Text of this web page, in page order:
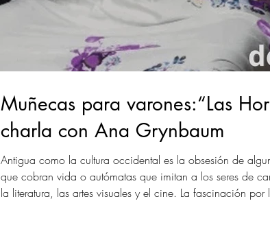
Muñecas para varones:“Las
charla con Ana Grynbaum
Antigua como la cultura occidental es la obsesión de
que cobran vida o autómatas que imitan a los seres de
la literatura, las artes visuales y el cine. La fascinación